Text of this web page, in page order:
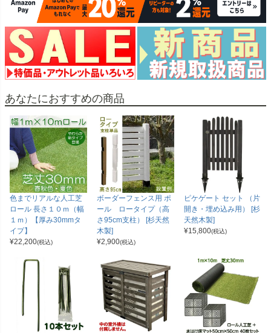
あなたにおすすめの商品
色までリアルな人工芝
ロール 長さ１０ｍ（幅
１ｍ）【厚み30mmタ
イプ】
¥22,200(税込)
ボーダーフェンス用 ポ
ール ロータイプ（高
さ95cm支柱） [杉天然
木製]
¥2,900(税込)
ピケゲート セット （片
開き・埋め込み用） [杉
天然木製]
¥15,800(税込)